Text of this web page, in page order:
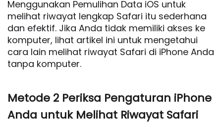
Menggunakan Pemulihan Data iOS untuk
melihat riwayat lengkap Safari itu sederhana
dan efektif. Jika Anda tidak memiliki akses ke
komputer, lihat artikel ini untuk mengetahui
cara lain melihat riwayat Safari di iPhone Anda
tanpa komputer.
Metode 2 Periksa Pengaturan iPhone
Anda untuk Melihat Riwayat Safari